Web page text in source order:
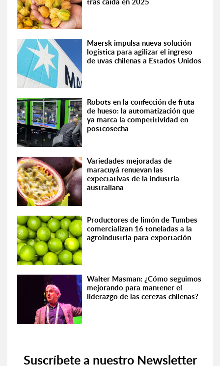
Maersk impulsa nueva solución
logística para agilizar el ingreso
de uvas chilenas a Estados Unidos
Robots en la confección de fruta
de hueso: la automatización que
ya marca la competitividad en
postcosecha
Variedades mejoradas de
maracuyá renuevan las
expectativas de la industria
australiana
Productores de limón de Tumbes
comercializan 16 toneladas a la
agroindustria para exportación
Walter Masman: ¿Cómo seguimos
mejorando para mantener el
liderazgo de las cerezas chilenas?
Suscríbete a nuestro Newsletter